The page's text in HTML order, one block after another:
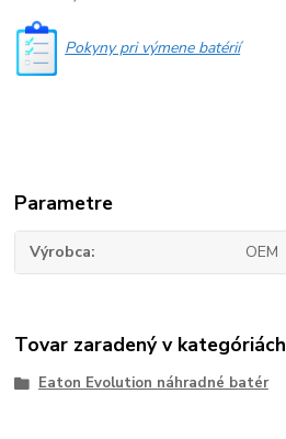
Pokyny pri výmene batérií
Parametre
Výrobca OEM
Tovar zaradený v kategóriách
Eaton Evolution náhradné batér